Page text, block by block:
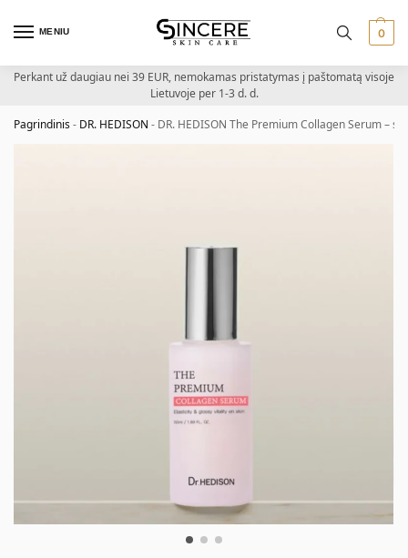
MENIU 0
Perkant už daugiau nei 39 EUR, nemokamas pristatymas į paštomatą visoje
Lietuvoje per 1-3 d. d.
Pagrindinis- DR. HEDISON - DR. HEDISON The Premium Collagen Serum –